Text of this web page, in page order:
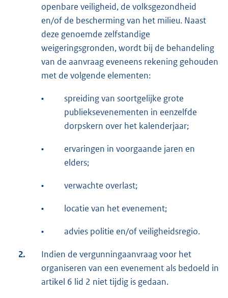
openbare veiligheid, de volksgezondheid
en/of de bescherming van het milieu. Naast
deze genoemde zelfstandige
weigeringsgronden, wordt bij de behandeling
van de aanvraag eveneens rekening gehouden
met de volgende elementen:
•
spreiding van soortgelijke grote
publieksevenementen in eenzelfde
dorpskern over het kalenderjaar;
•
ervaringen in voorgaande jaren en
elders;
• verwachte overlast;
• locatie van het evenement;
• advies politie en/of veiligheidsregio.
2.
Indien de vergunningaanvraag voor het
organiseren van een evenement als bedoeld in
artikel 6 lid 2 niet tijdig is gedaan.